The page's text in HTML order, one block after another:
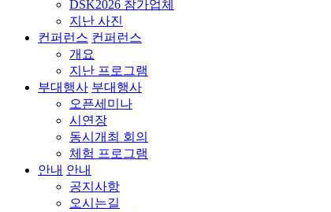
DSK2026 참가업체
지난 사진
컨퍼런스 컨퍼런스
개요
지난 프로그램
부대행사 부대행사
오픈세미나
시연장
동시개최 회의
체험 프로그램
안내 안내
공지사항
오시는길